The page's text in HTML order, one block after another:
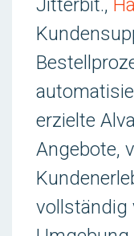
Jitterbit.,
erzielte
Angebote,
vollständig